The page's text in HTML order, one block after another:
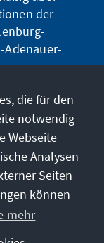
der
Adenauer-
die für den
notwendig
Webseite
Analysen
Seiten
können
mehr